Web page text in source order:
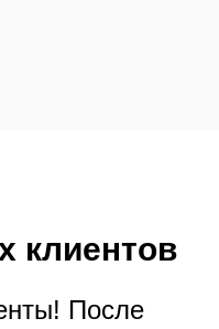
клиентов
После